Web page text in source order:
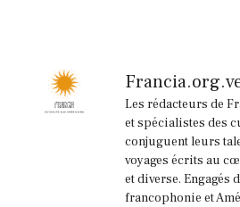
Les rédacteurs de
et spécialistes des
conjuguent leurs
voyages écrits au
et diverse. Engagés
francophonie et